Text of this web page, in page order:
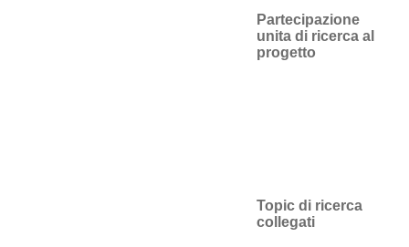
Partecipazione
unita di ricerca al
progetto
Topic di ricerca
collegati